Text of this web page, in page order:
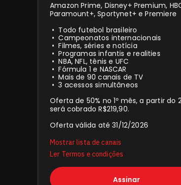
Amazon Prime, Disney+ Premium,
Paramount+, Sportynet+ e Premiere
Todo futebol brasileiro
Campeonatos internacionais
Filmes, séries e notícia
Programas infantis e realities
NBA, NFL, tênis e UFC
Fórmula 1 e NASCAR
Mais de 90 canais de TV
3 acessos simultâneos
Oferta de 50% no 1º mês, a partir do
será cobrado R$219,90.
Oferta válida até 31/12/2026
Mostrar lista de canais
Ler Termos e condições
Assinar